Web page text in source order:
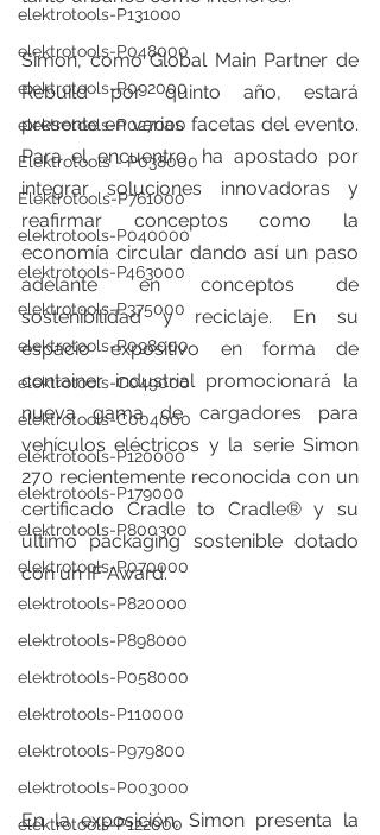
elektrotools-P131000
elektrotools-P048000
elektrotools-P092000
elektrotools-P027000
Elektrotools - P038000
Elektrotools-P761000
elektrotools-P040000
elektrotools-P463000
elektrotools-P375000
elektrotools-P098000
elektrotools-C049000
elektrotools-C004000
elektrotools-P120000
elektrotools-P179000
elektrotools-P800300
elektrotools-P070000
elektrotools-P820000
elektrotools-P898000
elektrotools-P058000
elektrotools-P110000
elektrotools-P979800
elektrotools-P003000
elektrotools-P122000
Simon, como Global Main Partner de
Rebuild por quinto año, estará
presente en varias facetas del evento.
Para el encuentro, ha apostado por
integrar soluciones innovadoras y
reafirmar conceptos como la
economía circular dando así un paso
adelante en conceptos de
sostenibilidad y reciclaje. En su
espacio expositivo en forma de
container industrial promocionará la
nueva gama de cargadores para
vehículos eléctricos y la serie Simon
270 recientemente reconocida con un
certificado Cradle to Cradle® y su
último packaging sostenible dotado
con un IF Award.
En la exposición, Simon presenta la